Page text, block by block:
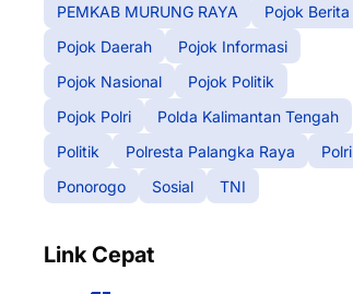
PEMKAB MURUNG RAYA
Pojok Berita
Pojok Daerah
Pojok Informasi
Pojok Nasional
Pojok Politik
Pojok Polri
Polda Kalimantan Tengah
Politik
Polresta Palangka Raya
Polri
Ponorogo
Sosial TNI
Link Cepat